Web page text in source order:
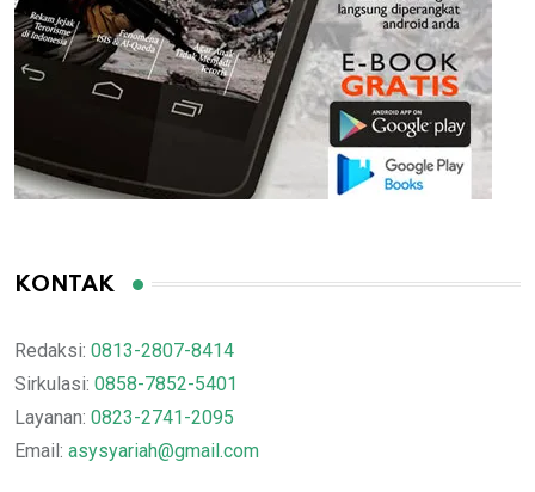
KONTAK
Redaksi: 0813-2807-8414
Sirkulasi: 0858-7852-5401
Layanan: 0823-2741-2095
Email: asysyariah@gmail.com